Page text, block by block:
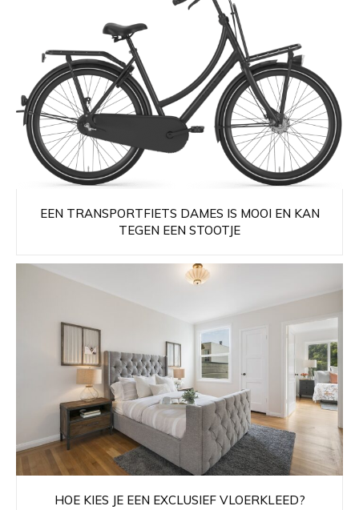
EEN TRANSPORTFIETS DAMES IS MOOI EN KAN
TEGEN EEN STOOTJE
HOE KIES JE EEN EXCLUSIEF VLOERKLEED?